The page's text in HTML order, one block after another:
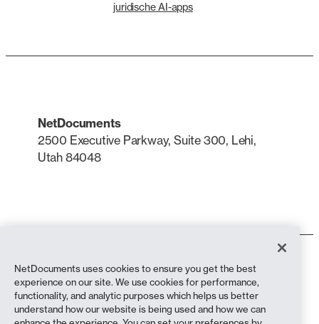
juridische AI-apps
NetDocuments
2500 Executive Parkway, Suite 300, Lehi,
Utah 84048
Privacybeleid
Privacybeleid (inwoners van Californië)
Verklaring tegen slavernij
Cookiebeleid
NetDocuments uses cookies to ensure you get the best
experience on our site. We use cookies for performance,
functionality, and analytic purposes which helps us better
understand how our website is being used and how we can